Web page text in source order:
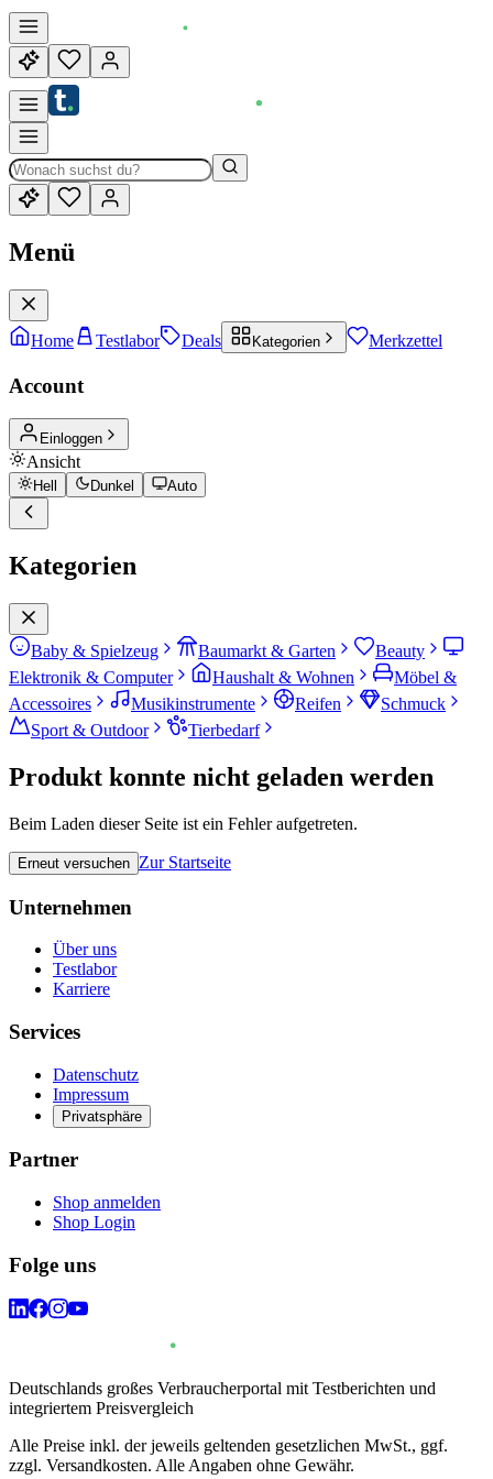
Menü
Home Testlabor Deals Kategorien Merkzettel
Account
Einloggen
Ansicht
Hell Dunkel Auto
Kategorien
Baby & Spielzeug Baumarkt & Garten
Beauty
Elektronik & Computer
Haushalt & Wohnen
Möbel &
Accessoires
Musikinstrumente Reifen
Schmuck
Sport & Outdoor
Tierbedarf
Produkt konnte nicht geladen werden
Beim Laden dieser Seite ist ein Fehler aufgetreten.
Erneut versuchen Zur Startseite
Unternehmen
Über uns
Testlabor
Karriere
Services
Datenschutz
Impressum
Privatsphäre
Partner
Shop anmelden
Shop Login
Folge uns
Deutschlands großes Verbraucherportal mit Testberichten und
integriertem Preisvergleich
Alle Preise inkl. der jeweils geltenden gesetzlichen MwSt., ggf.
zzgl. Versandkosten. Alle Angaben ohne Gewähr.